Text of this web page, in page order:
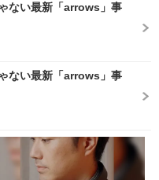
ない最新「arrows」事
ない最新「arrows」事